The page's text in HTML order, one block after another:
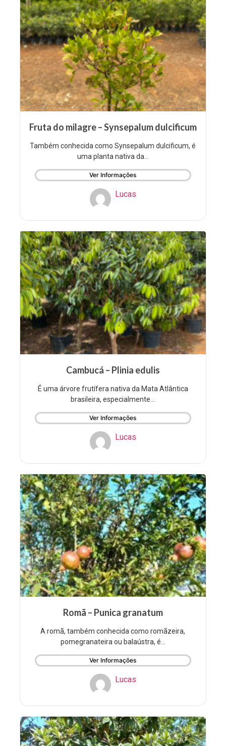
Fruta do milagre – Synsepalum dulcificum
Também conhecida como Synsepalum dulcificum, é
uma planta nativa da...
Ver Informações
Lucas
Cambucá – Plinia edulis
É uma árvore frutífera nativa da Mata Atlântica
brasileira, especialmente...
Ver Informações
Lucas
Romã – Punica granatum
A romã, também conhecida como romãzeira,
pomegranateira ou balaústra, é...
Ver Informações
Lucas